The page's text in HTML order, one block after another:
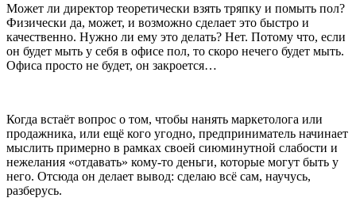
Может ли директор теоретически взять тряпку и помыть пол?
Физически да, может, и возможно сделает это быстро и
качественно. Нужно ли ему это делать? Нет. Потому что, если
он будет мыть у себя в офисе пол, то скоро нечего будет мыть.
Офиса просто не будет, он закроется…
Когда встаёт вопрос о том, чтобы нанять маркетолога или
продажника, или ещё кого угодно, предприниматель начинает
мыслить примерно в рамках своей сиюминутной слабости и
нежелания «отдавать» кому-то деньги, которые могут быть у
него. Отсюда он делает вывод: сделаю всё сам, научусь,
разберусь.